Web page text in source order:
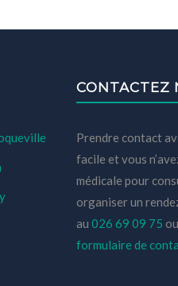
CONTACTEZ
Prendre contact
facile et vous
médicale pour
organiser un
au 026 69 09 75
formulaire de